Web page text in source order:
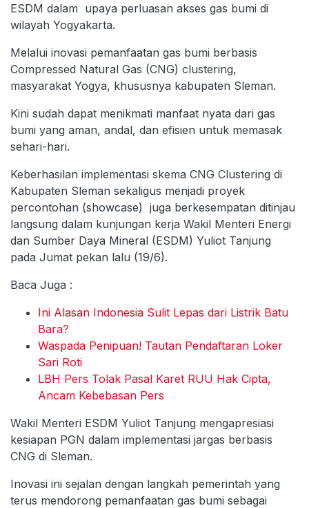
ESDM dalam upaya perluasan akses gas bumi di
wilayah Yogyakarta.
Melalui inovasi pemanfaatan gas bumi berbasis
Compressed Natural Gas (CNG) clustering,
masyarakat Yogya, khususnya kabupaten Sleman.
Kini sudah dapat menikmati manfaat nyata dari gas
bumi yang aman, andal, dan efisien untuk memasak
sehari-hari.
Keberhasilan implementasi skema CNG Clustering di
Kabupaten Sleman sekaligus menjadi proyek
percontohan (showcase) juga berkesempatan ditinjau
langsung dalam kunjungan kerja Wakil Menteri Energi
dan Sumber Daya Mineral (ESDM) Yuliot Tanjung
pada Jumat pekan lalu (19/6).
Baca Juga :
Ini Alasan Indonesia Sulit Lepas dari Listrik Batu
Bara?
Waspada Penipuan! Tautan Pendaftaran Loker
Sari Roti
LBH Pers Tolak Pasal Karet RUU Hak Cipta,
Ancam Kebebasan Pers
Wakil Menteri ESDM Yuliot Tanjung mengapresiasi
kesiapan PGN dalam implementasi jargas berbasis
CNG di Sleman.
Inovasi ini sejalan dengan langkah pemerintah yang
terus mendorong pemanfaatan gas bumi sebagai